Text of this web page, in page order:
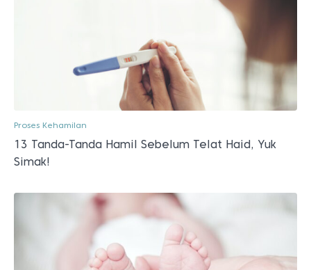
Proses Kehamilan
13 Tanda-Tanda Hamil Sebelum Telat Haid, Yuk
Simak!